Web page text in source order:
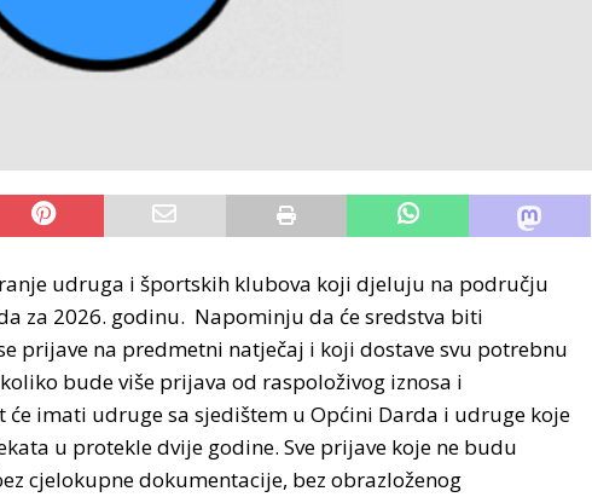
udruga i športskih klubova koji djeluju na području
za 2026. godinu. Napominju da će sredstva biti
prijave na predmetni natječaj i koji dostave svu potrebnu
bude više prijava od raspoloživog iznosa i
imati udruge sa sjedištem u Općini Darda i udruge koje
u protekle dvije godine. Sve prijave koje ne budu
cjelokupne dokumentacije, bez obrazloženog